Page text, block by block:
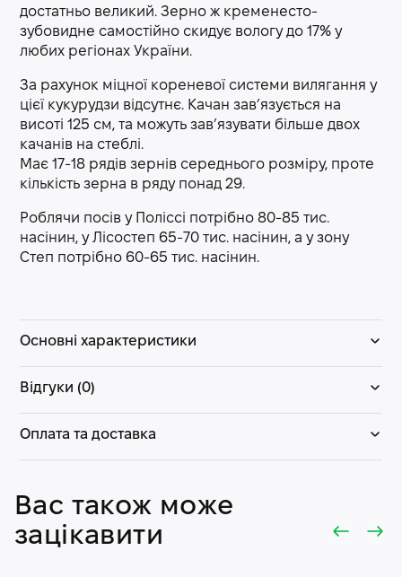
достатньо великий. Зерно ж кременесто-
зубовидне самостійно скидує вологу до 17% у
любих регіонах України.
За рахунок міцної кореневої системи вилягання у
цієї кукурудзи відсутнє. Качан зав’язується на
висоті 125 см, та можуть зав’язувати більше двох
качанів на стеблі.
Має 17-18 рядів зернів середнього розміру, проте
кількість зерна в ряду понад 29.
Роблячи посів у Поліссі потрібно 80-85 тис.
насінин, у Лісостеп 65-70 тис. насінин, а у зону
Степ потрібно 60-65 тис. насінин.
Основні характеристики
Відгуки (0)
Оплата та доставка
Вас також може
зацікавити